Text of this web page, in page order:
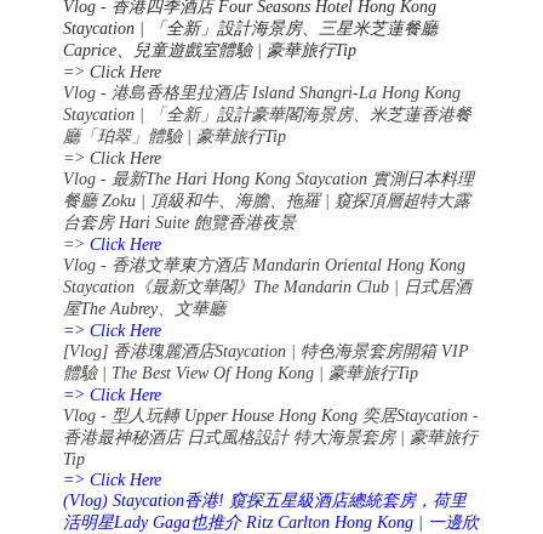
Vlog - 香港四季酒店Four Seasons Hotel Hong Kong
Staycation |
「全新」設計海景房、三星米芝蓮餐廳
Caprice、兒童遊戲室體驗| 豪華旅行Tip
=> Click Here
Vlog - 港島香格里拉酒店 Island Shangri-La Hong Kong
Staycation | 「全新」設計豪華閣海景房、米芝蓮香港餐
廳「珀翠」體驗 | 豪華旅行Tip
=> Click Here
Vlog -最新The Hari Hong Kong Staycation 實測日本料理
餐廳Zoku | 頂級和牛、海膽、拖羅| 窺探頂層超特大露
台套房Hari Suite 飽覽香港夜景
=>Click Here
Vlog - 香港文華東方酒店Mandarin Oriental Hong Kong
Staycation 《最新文華閣》 The Mandarin Club |
日式居酒
屋The Aubrey、文華廳
=> Click Here
[Vlog] 香港瑰麗酒店Staycation | 特色海景套房開箱VIP
體驗| The Best View Of Hong Kong | 豪華旅行Tip
=> Click Here
Vlog - 型人玩轉Upper House Hong Kong 奕居Staycation -
香港最神秘酒店 日式風格設計 特大海景套房| 豪華旅行
Tip
=> Click Here
(Vlog) Staycation香港! 窺探五星級酒店總統套房，荷里
活明星Lady Gaga也推介Ritz Carlton Hong Kong |
一邊欣